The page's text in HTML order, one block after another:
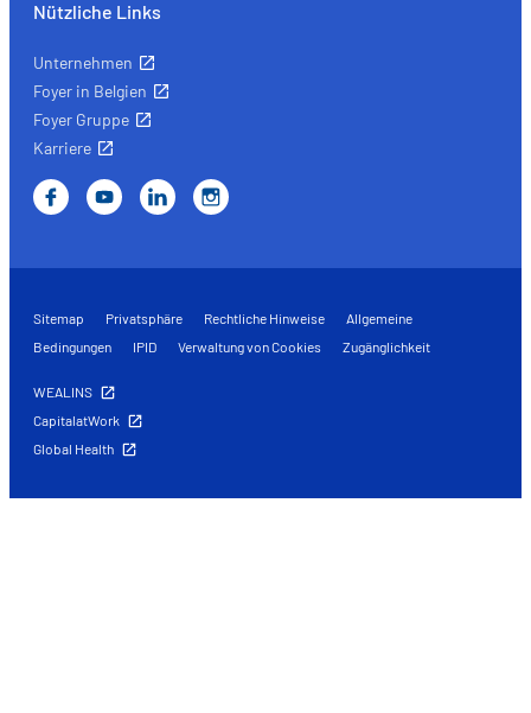
Nützliche Links
Unternehmen
Foyer in Belgien
Foyer Gruppe
Karriere
Sitemap Privatsphäre Rechtliche Hinweise
Allgemeine
Bedingungen
IPID Verwaltung von Cookies Zugänglichkeit
WEALINS
CapitalatWork
Global Health